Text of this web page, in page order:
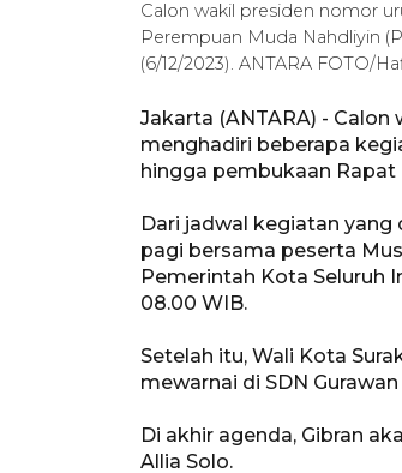
Calon wakil presiden nomor
Perempuan Muda Nahdliyin
(6/12/2023). ANTARA FOTO/
Jakarta (ANTARA) -
menghadiri beberapa
hingga pembukaan Rapat
Dari jadwal kegiatan
pagi bersama peserta
Pemerintah Kota Seluruh
08.00 WIB.
Setelah itu, Wali Kota
mewarnai di SDN
Di akhir agenda, Gibran
Allia Solo.